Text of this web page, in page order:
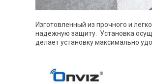
Изготовленный из прочного и
надежную защиту. Установка
делает установку максимально